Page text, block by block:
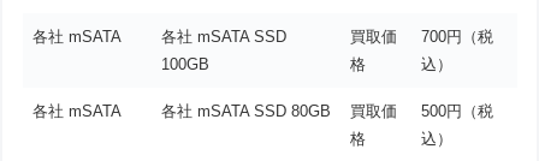
各社 mSATA
各社 mSATA SSD
100GB
買取価
格
700円（税
込）
各社 mSATA 各社 mSATA SSD 80GB
買取価
格
500円（税
込）